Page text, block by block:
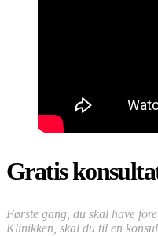
Gratis
Første gang, du skal have
Klinikken, skal du til en